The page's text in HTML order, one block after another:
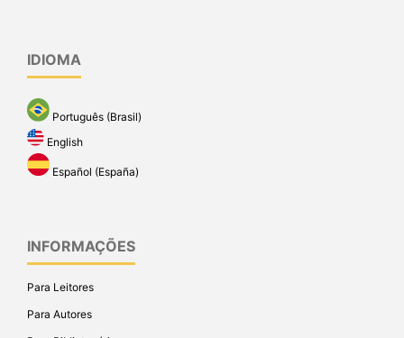
IDIOMA
Português (Brasil)
English
Español (España)
INFORMAÇÕES
Para Leitores
Para Autores